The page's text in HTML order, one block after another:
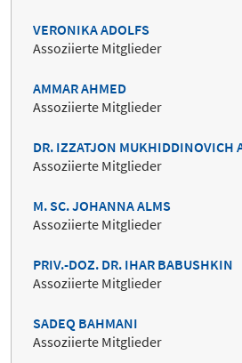
VERONIKA ADOLFS
Assoziierte Mitglieder
AMMAR AHMED
Assoziierte Mitglieder
DR. IZZATJON MUKHIDDINOVICH
Assoziierte Mitglieder
M. SC. JOHANNA ALMS
Assoziierte Mitglieder
PRIV.-DOZ. DR. IHAR BABUSHKIN
Assoziierte Mitglieder
SADEQ BAHMANI
Assoziierte Mitglieder